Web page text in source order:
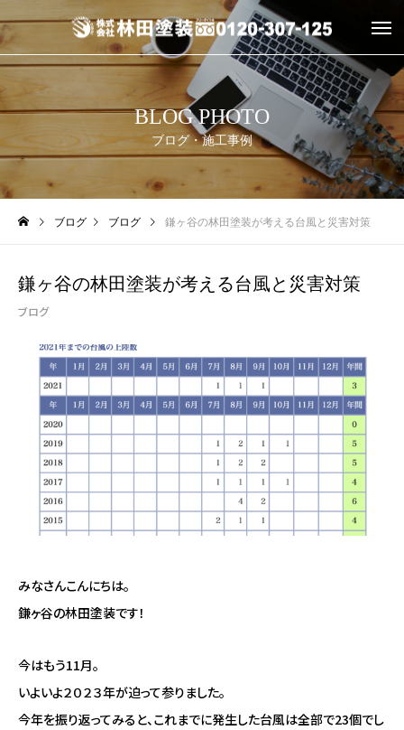
BLOG PHOTO
ブログ・施工事例
ブログ ブログ 鎌ヶ谷の林田塗装が考える台風と災害対策
鎌ヶ谷の林田塗装が考える台風と災害対策
ブログ
みなさんこんにちは。
鎌ヶ谷の林田塗装です！
今はもう11月。
いよいよ２０２３年が迫って参りました。
今年を振り返ってみると、これまでに発生した台風は全部で23個でし